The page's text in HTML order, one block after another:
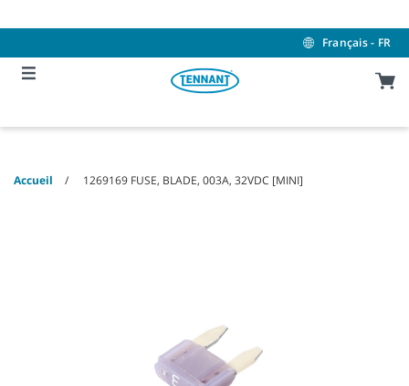
to
to
menu
Français - FR
Accueil 1269169 FUSE, BLADE, 003A, 32VDC [MINI]